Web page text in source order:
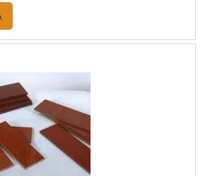
forma ordenada e
sua
em termos de
de informações.
quando executado
estruturada e
tende a
como um elemento
o atendimento aos